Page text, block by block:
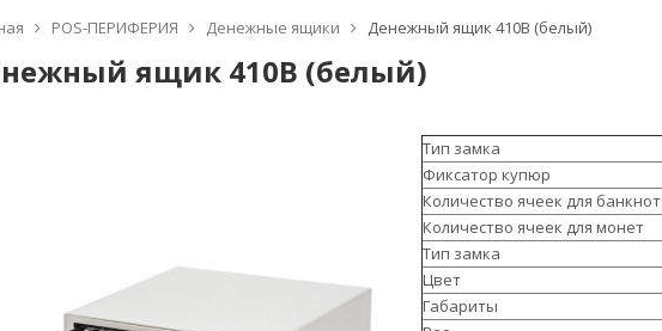
POS-ПЕРИФЕРИЯ Денежные ящики Денежный ящик 410B (белый)
ящик 410B (белый)
Тип замка
Фиксатор купюр
Количество ячеек для банкнот
Количество ячеек для монет
Тип замка
Цвет
Габариты